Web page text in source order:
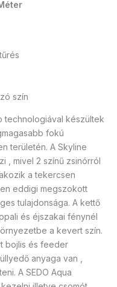
szín
technologiával készültek
fokú
területén. A Skyline
, mivel 2 színű zsinórról
a tekercsen
eddigi megszokott
tulajdonsága. A kettő
és éjszakai fénynél
a kevert szín.
bojlis és feeder
anyaga van ,
A SEDO Aqua